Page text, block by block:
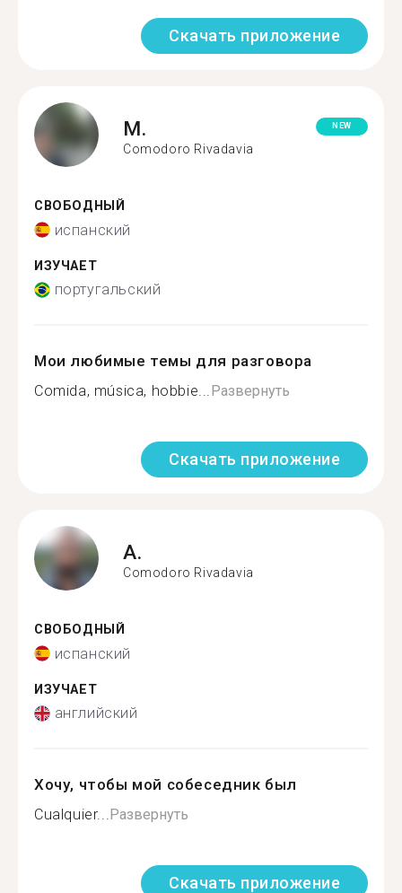
Скачать приложение
M.
Comodoro Rivadavia
NEW
СВОБОДНЫЙ
испанский
ИЗУЧАЕТ
португальский
Мои любимые темы для разговора
Comida, música, hobbie...Развернуть
Скачать приложение
A.
Comodoro Rivadavia
СВОБОДНЫЙ
испанский
ИЗУЧАЕТ
английский
Хочу, чтобы мой собеседник был
Cualquier...Развернуть
Скачать приложение